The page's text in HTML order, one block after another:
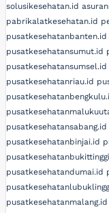
solusikesehatan.id
pabrikalatkesehatan.id
pusatkesehatanbanten.id
pusatkesehatansumut.id
pusatkesehatansumsel.id
pusatkesehatanriau.id
pusatkesehatansabang.id
pusatkesehatanbinjai.id
pusatkesehatandumai.id
pusatkesehatanmalang.id